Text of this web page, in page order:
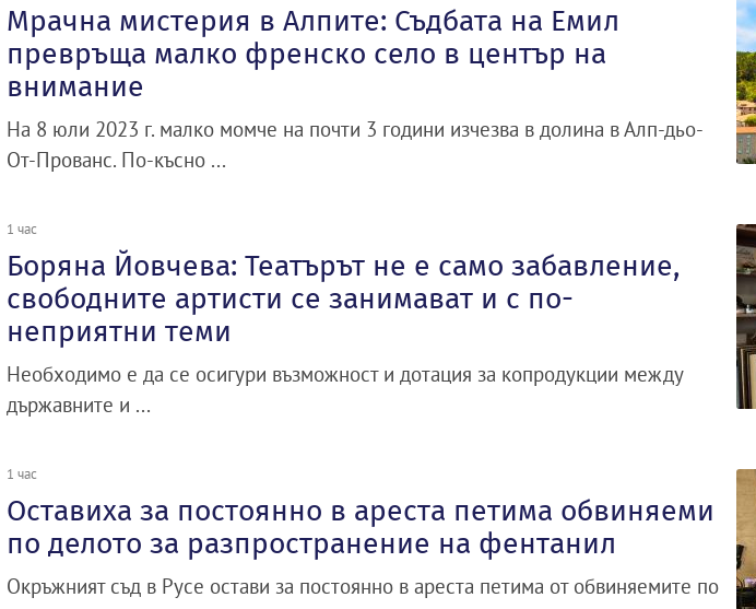
Мрачна мистерия в Алпите: Съдбата на Емил
превръща малко френско село в център на
внимание
На 8 юли 2023 г. малко момче на почти 3 години изчезва в долина в Алп-дьо-
От-Прованс. По-късно ...
1 час
Боряна Йовчева: Театърът не е само забавление,
свободните артисти се занимават и с по-
неприятни теми
Необходимо е да се осигури възможност и дотация за копродукции между
държавните и ...
1 час
Оставиха за постоянно в ареста петима обвиняеми
по делото за разпространение на фентанил
Окръжният съд в Русе остави за постоянно в ареста петима от обвиняемите по